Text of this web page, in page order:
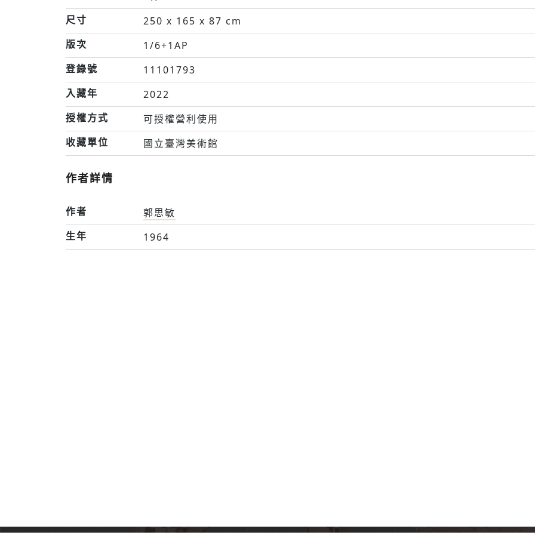
尺寸
250 x 165 x 87 cm
版次
1/6+1AP
登錄號
11101793
入藏年
2022
授權方式
可授權營利使用
收藏單位
國立臺灣美術館
作者詳情
作者
郭思敏
生年
1964